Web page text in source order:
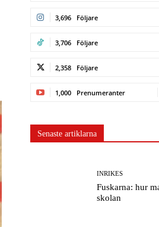
3,696 Följare
3,706 Följare
2,358 Följare
1,000 Prenumeranter
Senaste artiklarna
INRIKES
Fuskarna: hur
skolan